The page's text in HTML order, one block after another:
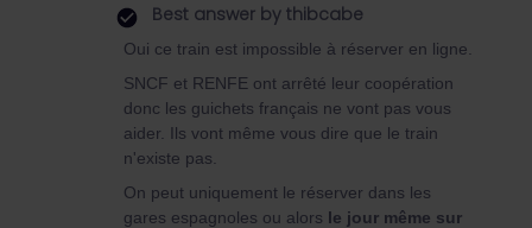
Best answer by thibcabe
Oui ce train est impossible à réserver en ligne.
SNCF et RENFE ont arrêté leur coopération
donc les guichets français ne vont pas vous
aider. Ils vont même vous dire que le train
n'existe pas.
On peut uniquement le réserver dans les
gares espagnoles ou alors le jour même sur